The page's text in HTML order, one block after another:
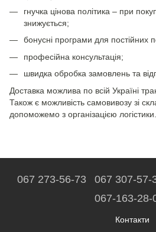
гнучка цінова політика – при
знижується;
бонусні програми для постійних
професійна консультація;
швидка обробка замовлень та
Доставка можлива по всій Україні
Також є можливість самовивозу зі
допоможемо з організацією логістики.
067 273-56-73 067 307-57-
067-163-28-
Контакти